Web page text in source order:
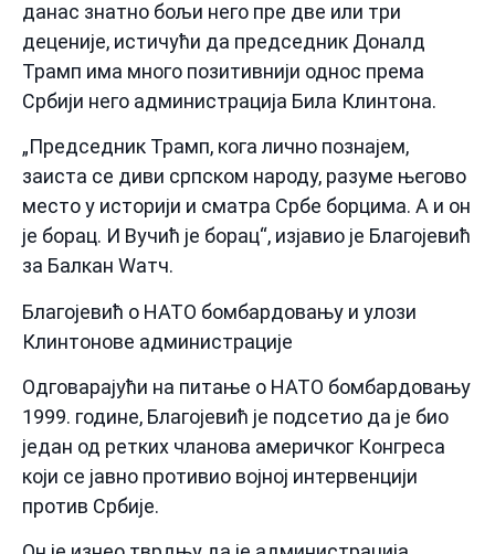
данас знатно бољи него пре две или три
деценије, истичући да председник Доналд
Трамп има много позитивнији однос према
Србији него администрација Била Клинтона.
„Председник Трамп, кога лично познајем,
заиста се диви српском народу, разуме његово
место у историји и сматра Србе борцима. А и он
је борац. И Вучић је борац“, изјавио је Благојевић
за Балкан Wатч.
Благојевић о НАТО бомбардовању и улози
Клинтонове администрације
Одговарајући на питање о НАТО бомбардовању
1999. године, Благојевић је подсетио да је био
један од ретких чланова америчког Конгреса
који се јавно противио војној интервенцији
против Србије.